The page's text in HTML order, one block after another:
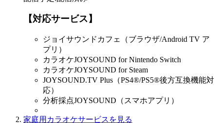
【対応サービス】
ジョイサウンドカフェ（ブラウザ/Android TV ア
プリ）
カラオケJOYSOUND for Nintendo Switch
カラオケJOYSOUND for Steam
JOYSOUND.TV Plus（PS4®/PS5®後方互換機能対
応）
分析採点JOYSOUND（スマホアプリ）
家庭用カラオケサービスを見る